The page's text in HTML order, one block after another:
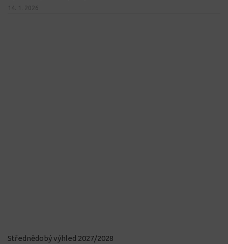
14. 1. 2026
Střednědobý výhled 2027/2028